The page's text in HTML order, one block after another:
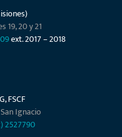
19, 20 y 21
ext. 2017 – 2018
FSCF
Ignacio
2527790